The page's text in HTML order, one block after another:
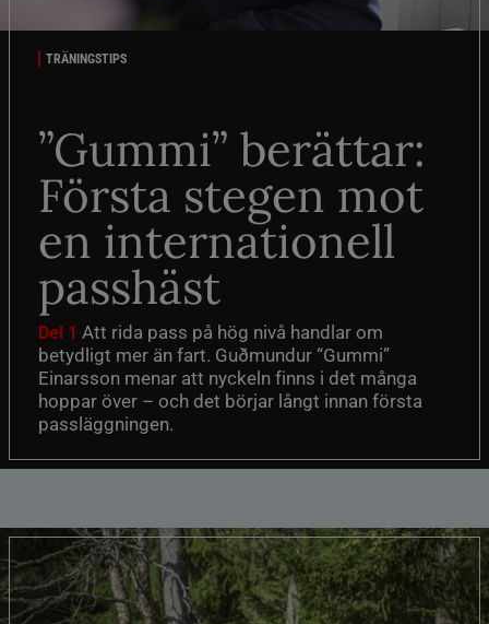
TRÄNINGSTIPS
”Gummi” berättar:
Första stegen mot
en internationell
passhäst
Del 1 Att rida pass på hög nivå handlar om
betydligt mer än fart. Guðmundur “Gummi”
Einarsson menar att nyckeln finns i det många
hoppar över – och det börjar långt innan första
passläggningen.